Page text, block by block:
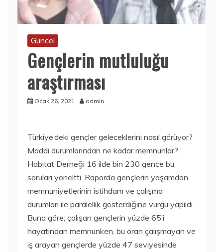
Güncel
Gençlerin mutluluğu
araştırması
Ocak 26, 2021 admin
Türkiye’deki gençler geleceklerini nasıl görüyor?
Maddi durumlarından ne kadar memnunlar?
Habitat Derneği 16 ilde bin 230 gence bu
soruları yöneltti. Raporda gençlerin yaşamdan
memnuniyetlerinin istihdam ve çalışma
durumları ile paralellik gösterdiğine vurgu yapıldı.
Buna göre; çalışan gençlerin yüzde 65’i
hayatından memnunken, bu oran çalışmayan ve
iş arayan gençlerde yüzde 47 seviyesinde